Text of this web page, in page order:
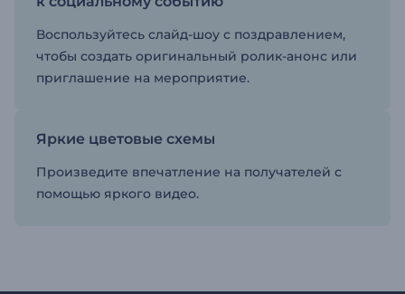
Воспользуйтесь слайд-шоу с поздравлением,
чтобы создать оригинальный ролик-анонс или
приглашение на мероприятие.
Яркие цветовые схемы
Произведите впечатление на получателей с
помощью яркого видео.